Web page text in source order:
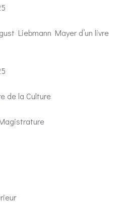
Liebmann Mayer d’un livre
de la Culture